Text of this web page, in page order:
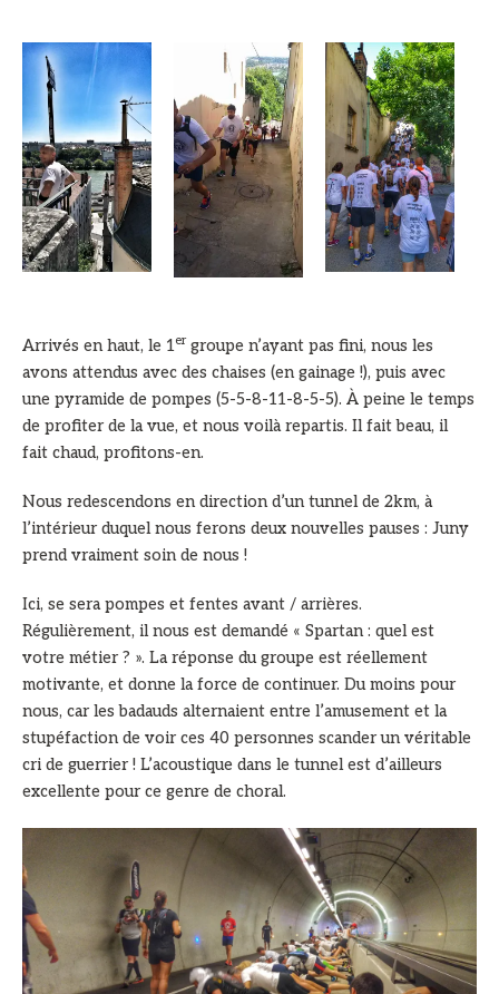
Arrivés en haut, le 1er groupe n’ayant pas fini, nous les
avons attendus avec des chaises (en gainage !), puis avec
une pyramide de pompes (5-5-8-11-8-5-5). À peine le temps
de profiter de la vue, et nous voilà repartis. Il fait beau, il
fait chaud, profitons-en.
Nous redescendons en direction d’un tunnel de 2km, à
l’intérieur duquel nous ferons deux nouvelles pauses : Juny
prend vraiment soin de nous !
Ici, se sera pompes et fentes avant / arrières.
Régulièrement, il nous est demandé « Spartan : quel est
votre métier ? ». La réponse du groupe est réellement
motivante, et donne la force de continuer. Du moins pour
nous, car les badauds alternaient entre l’amusement et la
stupéfaction de voir ces 40 personnes scander un véritable
cri de guerrier ! L’acoustique dans le tunnel est d’ailleurs
excellente pour ce genre de choral.